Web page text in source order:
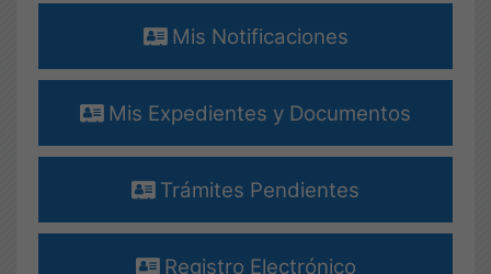
Mis Notificaciones
Mis Expedientes y Documentos
Trámites Pendientes
Registro Electrónico